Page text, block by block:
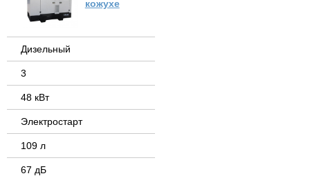
кожухе
Дизельный
3
48 кВт
Электростарт
109 л
67 дБ